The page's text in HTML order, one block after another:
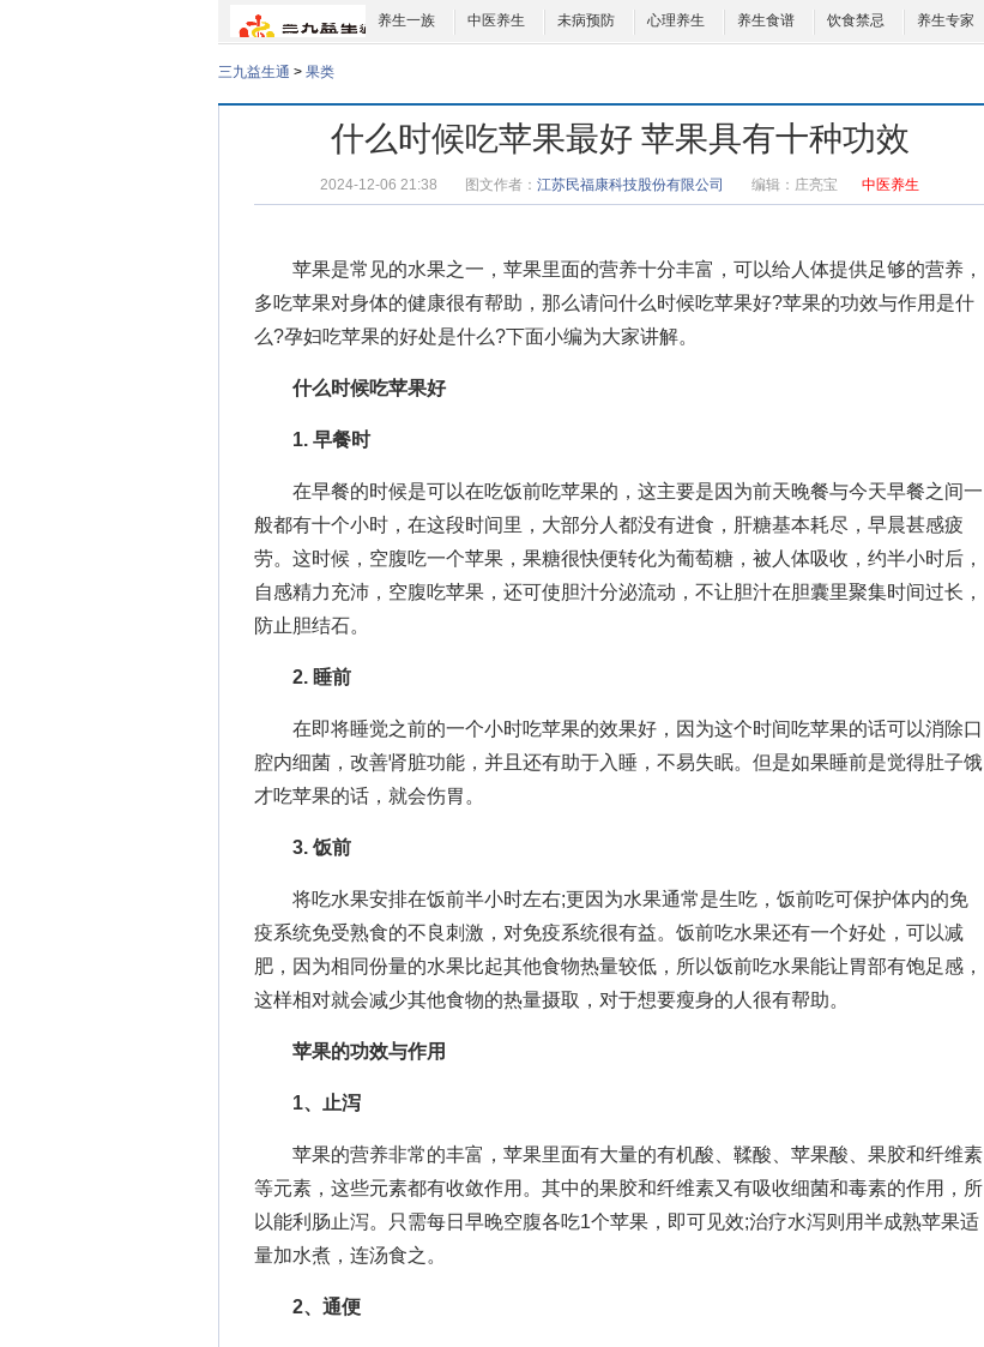
养生一族 中医养生 未病预防 心理养生 养生食谱 饮食禁忌 养生专家
三九益生通 > 果类
什么时候吃苹果最好 苹果具有十种功效
2024-12-06 21:38 图文作者： 江苏民福康科技股份有限公司 编辑： 庄亮宝 中医养生
苹果是常见的水果之一，苹果里面的营养十分丰富，可以给人体提供足够的营养，
多吃苹果对身体的健康很有帮助，那么请问什么时候吃苹果好?苹果的功效与作用 是什
么?孕妇吃苹果的好处是什么?下面小编为大家讲解。
什么时候吃苹果好
1. 早餐时
在早餐的时候是可以在吃饭前吃苹果的，这主要是因为前天晚餐与今天早餐之间一
般都有十个小时，在这段时间里，大部分人都没有进食，肝糖基本耗尽，早晨甚感疲
劳。这时候，空腹吃一个苹果，果糖很快便转化为葡萄糖，被人体吸收，约半小时后，
自感精力充沛，空腹吃苹果，还可使胆汁分泌流动，不让胆汁在胆囊里聚集时间过长，
防止胆结石。
2. 睡前
在即将睡觉之前的一个小时吃苹果的效果好，因为这个时间吃苹果的话可以消除口
腔内细菌，改善肾脏功能，并且还有助于入睡，不易失眠。但是如果睡前是觉得肚子饿
才吃苹果的话，就会伤胃。
3. 饭前
将吃水果安排在饭前半小时左右;更因为水果通常是生吃，饭前吃可保护体内的免
疫系统免受熟食的不良刺激，对免疫系统很有益。饭前吃水果还有一个好处，可以减
肥，因为相同份量的水果比起其他食物热量较低，所以饭前吃水果能让胃部有饱足感，
这样相对就会减少其他食物的热量摄取，对于想要瘦身的人很有帮助。
苹果的功效与作用
1、止泻
苹果的营养非常的丰富，苹果里面有大量的有机酸、鞣酸、苹果酸、果胶和纤维素
等元素，这些元素都有收敛作用。其中的果胶和纤维素又有吸收细菌和毒素的作用，所
以能利肠止泻。只需每日早晚空腹各吃1个苹果，即可见效;治疗水泻则用半成熟苹果适
量加水煮，连汤食之。
2、通便